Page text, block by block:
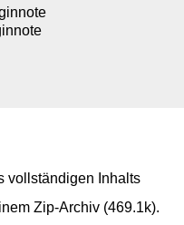
vollständigen Inhalts
Zip-Archiv (469.1k).